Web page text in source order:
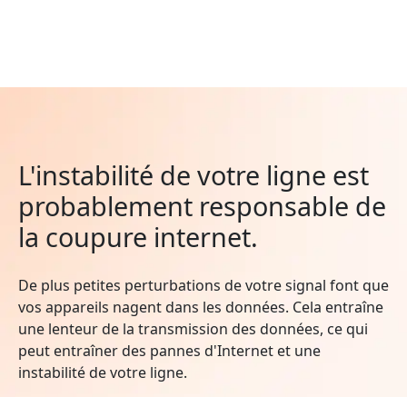
L'instabilité de votre ligne est
probablement responsable de
la coupure internet.
De plus petites perturbations de votre signal font que
vos appareils nagent dans les données. Cela entraîne
une lenteur de la transmission des données, ce qui
peut entraîner des pannes d'Internet et une
instabilité de votre ligne.